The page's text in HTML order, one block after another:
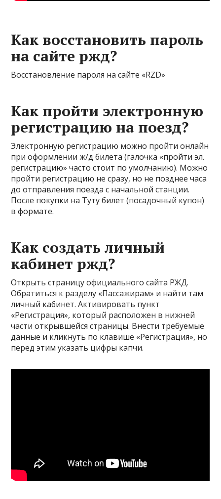
Как восстановить пароль
на сайте ржд?
Восстановление пароля на сайте «RZD»
Как пройти электронную
регистрацию на поезд?
Электронную регистрацию можно пройти онлайн
при оформлении ж/д билета (галочка «пройти эл.
регистрацию» часто стоит по умолчанию). Можно
пройти регистрацию не сразу, но не позднее часа
до отправления поезда с начальной станции.
После покупки на Туту билет (посадочный купон)
в формате.
Как создать личный
кабинет ржд?
Открыть страницу официального сайта РЖД.
Обратиться к разделу «Пассажирам» и найти там
личный кабинет. Активировать пункт
«Регистрация», который расположен в нижней
части открывшейся страницы. Внести требуемые
данные и кликнуть по клавише «Регистрация», но
перед этим указать цифры капчи.